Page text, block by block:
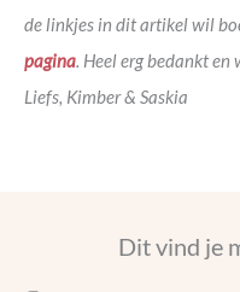
de linkjes in dit artikel wil
pagina . Heel erg bedankt
Liefs, Kimber & Saskia
Dit vind je